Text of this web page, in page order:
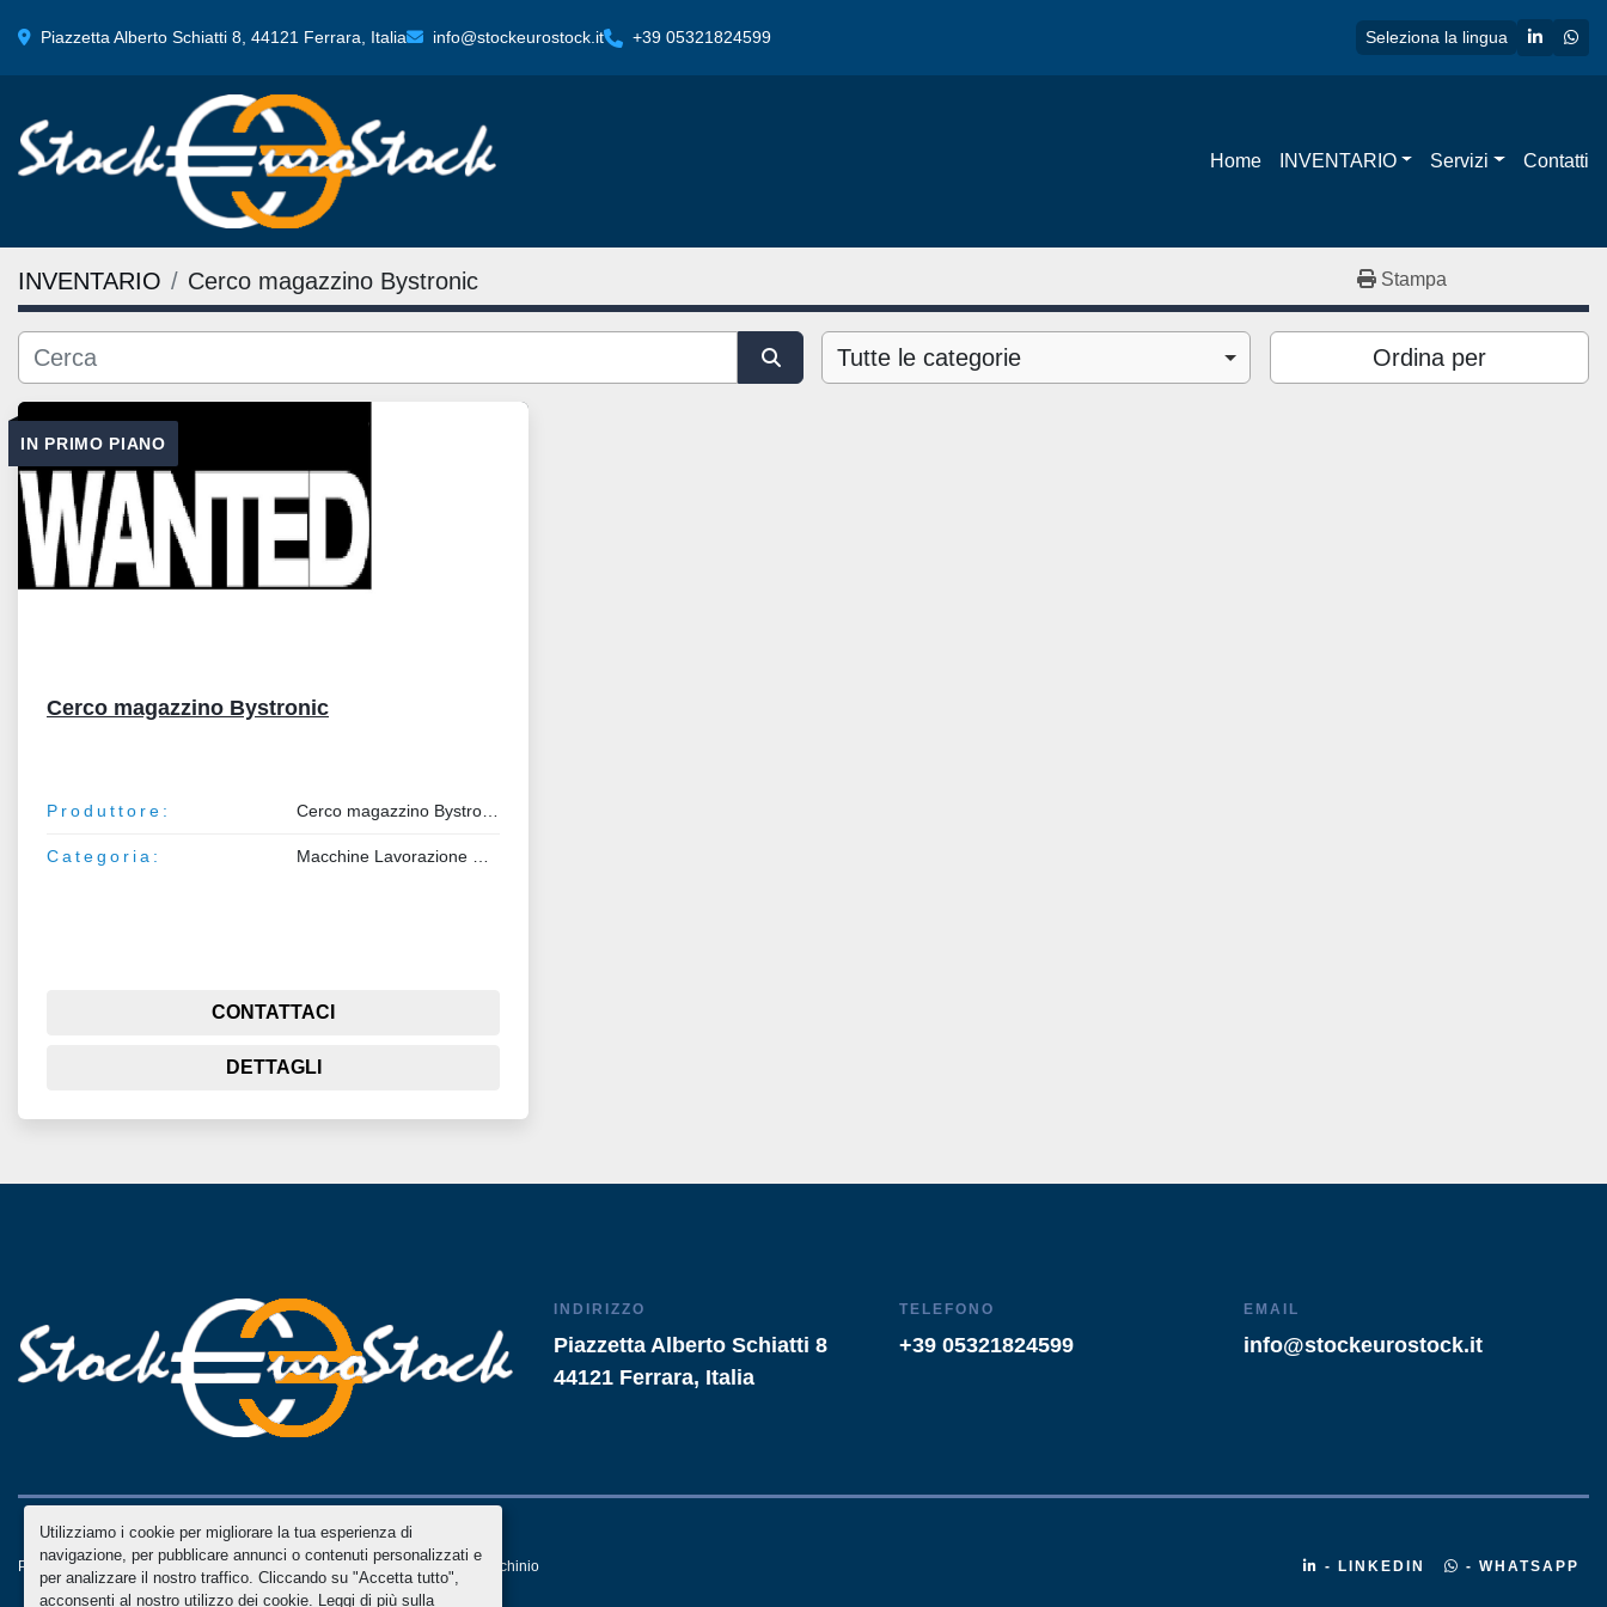
Utilizziamo i cookie per migliorare la tua esperienza di
navigazione, per pubblicare annunci o contenuti personalizzati e
per analizzare il nostro traffico. Cliccando su "Accetta tutto",
acconsenti al nostro utilizzo dei cookie. Leggi di più sulla
Piazzetta Alberto Schiatti 8, 44121 Ferrara, Italia info@stockeurostock.it +39 05321824599 Seleziona la lingua linkedin
Home INVENTARIO Servizi Contatti
INVENTARIO Cerco magazzino Bystronic Stampa
Tutte le categorie Ordina per
IN PRIMO PIANO
Cerco magazzino Bystronic
Produttore: Cerco magazzino Bystronic
Categoria:
CONTATTACI
DETTAGLI
INDIRIZZO
Piazzetta Alberto Schiatti 8
44121 Ferrara, Italia
TELEFONO
+39 05321824599
EMAIL
info@stockeurostock.it
Personalizza le preferenze sui Cookies Machinio Systemsito web diMachinio - LINKEDIN - WHATSAPP